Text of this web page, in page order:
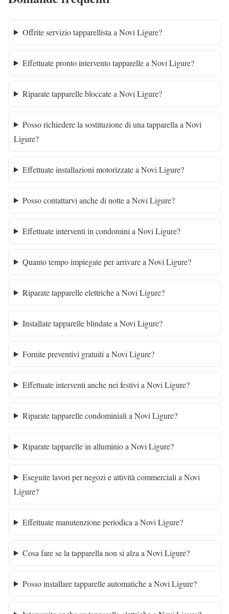
Offrite servizio tapparellista a Novi Ligure?
Effettuate pronto intervento tapparelle a Novi Ligure?
Riparate tapparelle bloccate a Novi Ligure?
Posso richiedere la sostituzione di una tapparella a Novi
Ligure?
Effettuate installazioni motorizzate a Novi Ligure?
Posso contattarvi anche di notte a Novi Ligure?
Effettuate interventi in condomini a Novi Ligure?
Quanto tempo impiegate per arrivare a Novi Ligure?
Riparate tapparelle elettriche a Novi Ligure?
Installate tapparelle blindate a Novi Ligure?
Fornite preventivi gratuiti a Novi Ligure?
Effettuate interventi anche nei festivi a Novi Ligure?
Riparate tapparelle condominiali a Novi Ligure?
Riparate tapparelle in alluminio a Novi Ligure?
Eseguite lavori per negozi e attività commerciali a Novi
Ligure?
Effettuate manutenzione periodica a Novi Ligure?
Cosa fare se la tapparella non si alza a Novi Ligure?
Posso installare tapparelle automatiche a Novi Ligure?